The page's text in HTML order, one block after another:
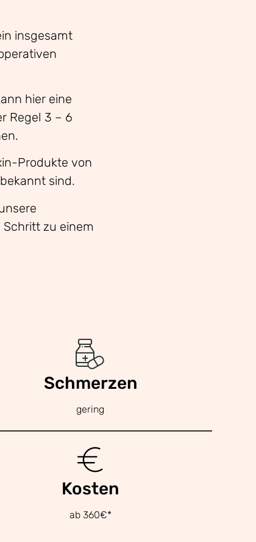
insgesamt
hier eine
Regel 3 – 6
Produkte von
sind.
zu einem
Schmerzen
gering
Kosten
ab 360€*